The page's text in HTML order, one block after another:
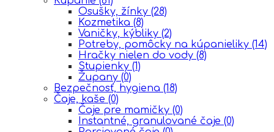
Osušky, žínky (28)
Kozmetika (8)
Vaničky, kýbliky (2)
Potreby, pomôcky na kúpanieliky (14)
Hračky nielen do vody (8)
Stupienky (1)
Župany (0)
Bezpečnosť, hygiena (18)
Čaje, kaše (0)
Čaje pre mamičky (0)
Instantné, granulované čaje (0)